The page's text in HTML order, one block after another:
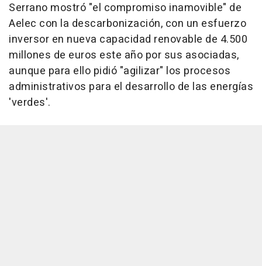
Serrano mostró "el compromiso inamovible" de
Aelec con la descarbonización, con un esfuerzo
inversor en nueva capacidad renovable de 4.500
millones de euros este año por sus asociadas,
aunque para ello pidió "agilizar" los procesos
administrativos para el desarrollo de las energías
'verdes'.